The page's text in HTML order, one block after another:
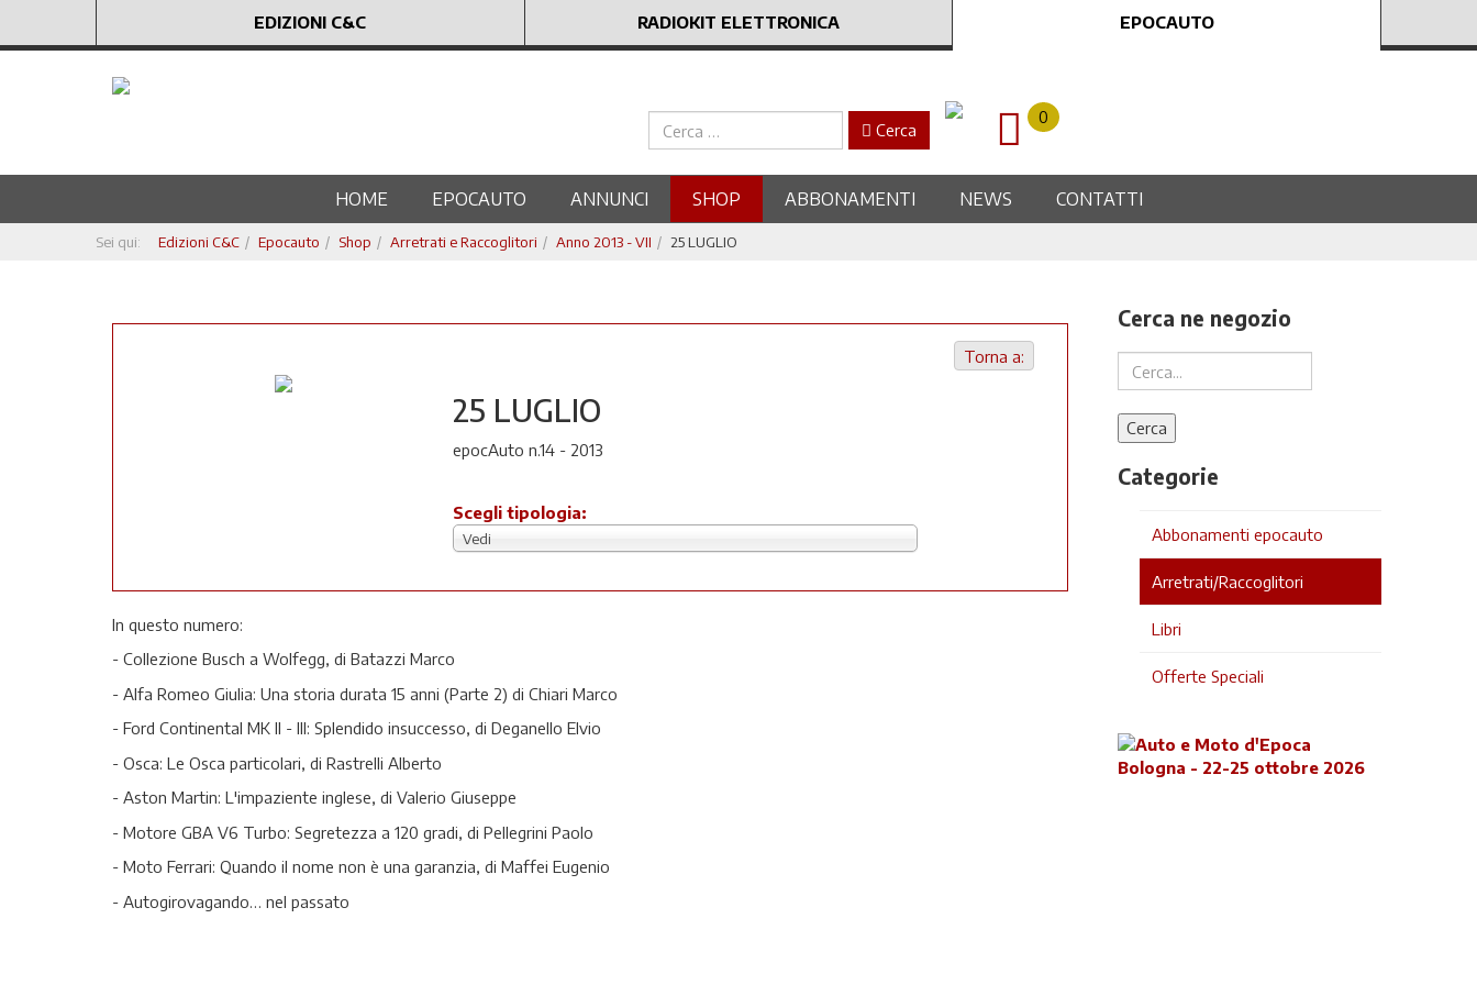
EDIZIONI C&C RADIOKIT ELETTRONICA EPOCAUTO
Cerca Cerca
0
HOME EPOCAUTO ANNUNCI SHOP ABBONAMENTI NEWS CONTATTI
Sei qui: Edizioni C&C Epocauto Shop Arretrati e Raccoglitori Anno 2013 - VII 25 LUGLIO
Torna a:
25 LUGLIO
epocAuto n.14 - 2013
Scegli tipologia:
Vedi
In questo numero:
- Collezione Busch a Wolfegg, di Batazzi Marco
- Alfa Romeo Giulia: Una storia durata 15 anni (Parte 2) di Chiari Marco
- Ford Continental MK II - III: Splendido insuccesso, di Deganello Elvio
- Osca: Le Osca particolari, di Rastrelli Alberto
- Aston Martin: L'impaziente inglese, di Valerio Giuseppe
- Motore GBA V6 Turbo: Segretezza a 120 gradi, di Pellegrini Paolo
- Moto Ferrari: Quando il nome non è una garanzia, di Maffei Eugenio
- Autogirovagando… nel passato
Cerca ne negozio
Categorie
Abbonamenti epocauto
Arretrati/Raccoglitori
Libri
Offerte Speciali